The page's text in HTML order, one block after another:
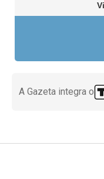
A Gazeta integra o